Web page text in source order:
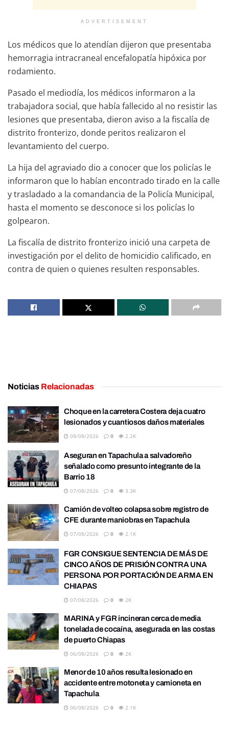
ADVERTISEMENT
Los médicos que lo atendían dijeron que presentaba
hemorragia intracraneal encefalopatía hipóxica por
rodamiento.
Pasado el mediodía, los médicos informaron a la
trabajadora social, que había fallecido al no resistir las
lesiones que presentaba, dieron aviso a la fiscalía de
distrito fronterizo, donde peritos realizaron el
levantamiento del cuerpo.
La hija del agraviado dio a conocer que los policías le
informaron que lo habían encontrado tirado en la calle
y trasladado a la comandancia de la Policía Municipal,
hasta el momento se desconoce si los policías lo
golpearon.
La fiscalía de distrito fronterizo inició una carpeta de
investigación por el delito de homicidio calificado, en
contra de quien o quienes resulten responsables.
Noticias Relacionadas
Choque en la carretera Costera deja cuatro
lesionados y cuantiosos daños materiales
08/08/2026 0 2.2K
Aseguran en Tapachula a salvadoreño
señalado como presunto integrante de la
Barrio 18
07/08/2026 0 3.3K
Camión de volteo colapsa sobre registro de
CFE durante maniobras en Tapachula
07/08/2026 0 2.1K
FGR CONSIGUE SENTENCIA DE MÁS DE
CINCO AÑOS DE PRISIÓN CONTRA UNA
PERSONA POR PORTACIÓN DE ARMA EN
CHIAPAS
07/08/2026 0 2K
MARINA y FGR incineran cerca de media
tonelada de cocaína, asegurada en las costas
de puerto Chiapas
06/08/2026 0 2K
Menor de 10 años resulta lesionado en
accidente entre motoneta y camioneta en
Tapachula
06/08/2026 0 2.1K